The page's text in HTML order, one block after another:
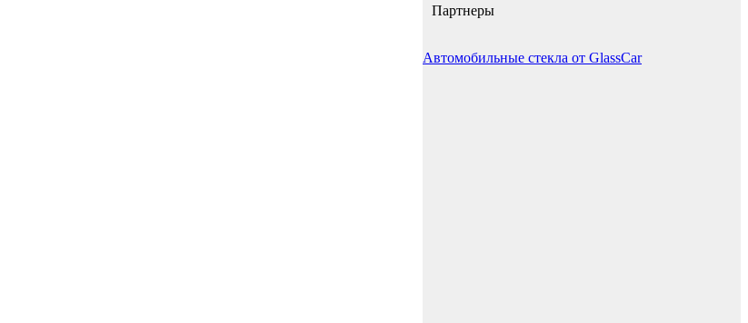
Партнеры
Автомобильные стекла от GlassCar